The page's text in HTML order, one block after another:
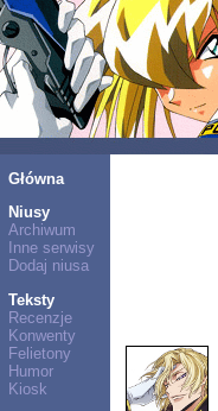
Główna
Niusy
Archiwum
Inne serwisy
Dodaj niusa
Teksty
Recenzje
Konwenty
Felietony
Humor
Kiosk